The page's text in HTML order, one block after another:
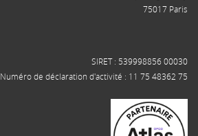
75017 Paris
SIRET : 539998856 00030
Numéro de déclaration d'activité : 11 75 48362 75